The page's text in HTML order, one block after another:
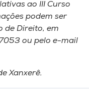
ao III Curso
podem ser
de Direito, em
ou pelo e-mail
Xanxerê.